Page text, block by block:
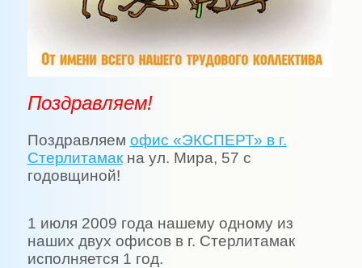
Поздравляем!
Поздравляем офис «ЭКСПЕРТ» в г.
Стерлитамакна ул. Мира, 57 с
годовщиной!
1 июля 2009 года нашему одному из
наших двух офисов в г. Стерлитамак
исполняется 1 год.